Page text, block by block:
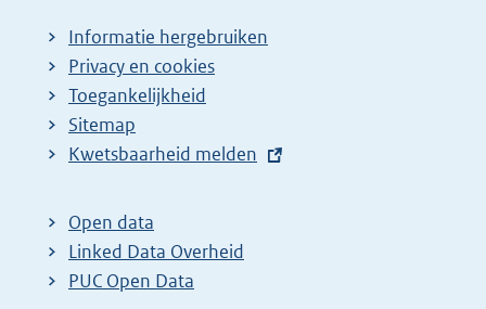
n
a
z
o
k
r
e
Informatie hergebruiken
Privacy en cookies
Toegankelijkheid
Sitemap
E
t
e
r
Kwetsbaarheid melden
Open data
Linked Data Overheid
PUC Open Data